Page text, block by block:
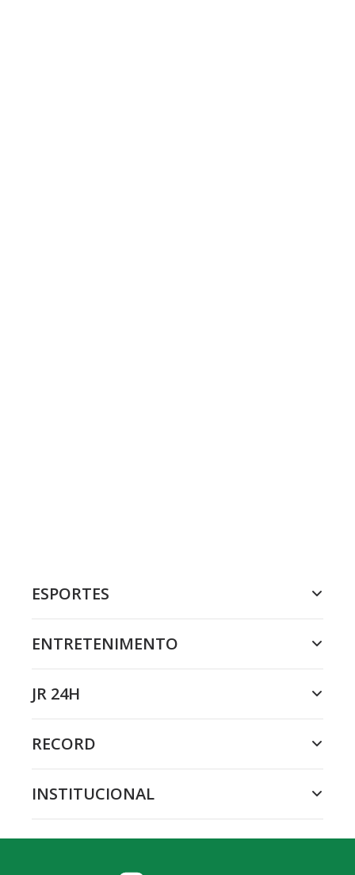
ESPORTES
ENTRETENIMENTO
JR 24H
RECORD
INSTITUCIONAL